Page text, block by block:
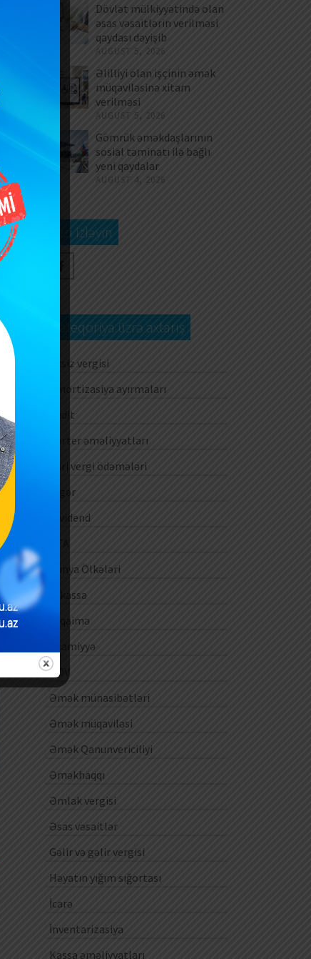
Dövlət mülkiyyətində olan
əsas vəsaitlərin verilməsi
qaydası dəyişib
AUGUST 5, 2026
Əlilliyi olan işçinin əmək
müqaviləsinə xitam
verilməsi
AUGUST 5, 2026
Gömrük əməkdaşlarının
sosial təminatı ilə bağlı
yeni qaydalar
AUGUST 4, 2026
Bizi izləyin
Kateqoriya üzrə axtarış
Aksiz vergisi
Amortizasiya ayırmaları
Audit
Barter əməliyyatları
Cari vergi ödəmələri
Digər
Dividend
Dünya Ölkələri
E-kassa
E-qaimə
Ezamiyyə
ƏDV
Əmək münasibətləri
Əmək müqaviləsi
Əmək Qanunvericiliyi
Əməkhaqqı
Əmlak vergisi
Əsas vəsaitlər
Gəlir və gəlir vergisi
Həyatın yığım sığortası
İcarə
İnventarizasiya
Kassa əməliyyatları